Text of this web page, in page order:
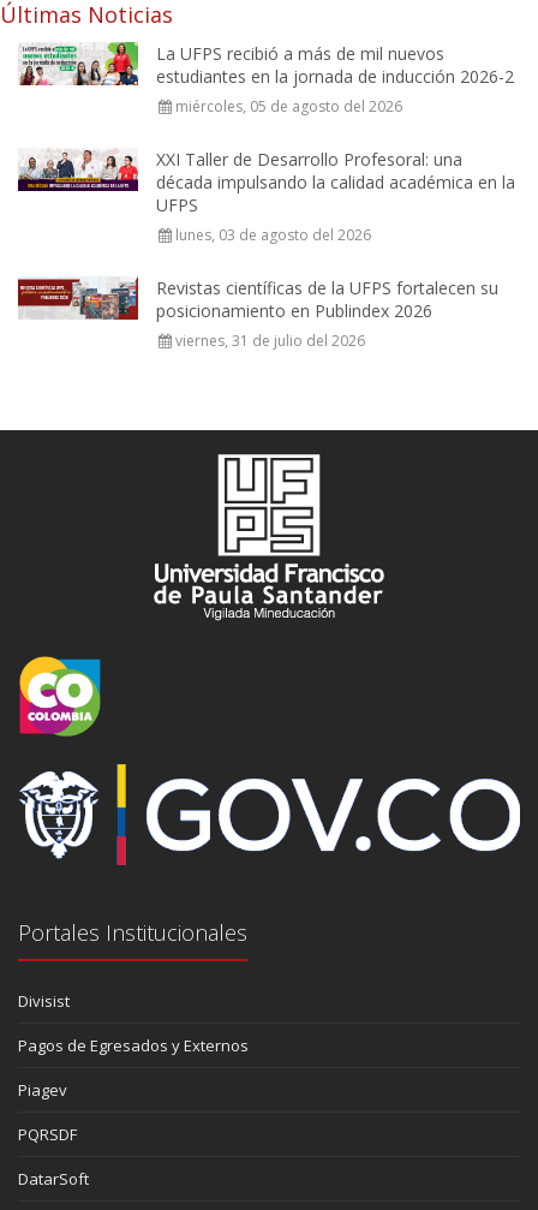
Últimas Noticias
La UFPS recibió a más de mil nuevos
estudiantes en la jornada de inducción 2026-2
miércoles, 05 de agosto del 2026
XXI Taller de Desarrollo Profesoral: una
década impulsando la calidad académica en la
UFPS
lunes, 03 de agosto del 2026
Revistas científicas de la UFPS fortalecen su
posicionamiento en Publindex 2026
viernes, 31 de julio del 2026
Portales Institucionales
Divisist
Pagos de Egresados y Externos
Piagev
PQRSDF
DatarSoft